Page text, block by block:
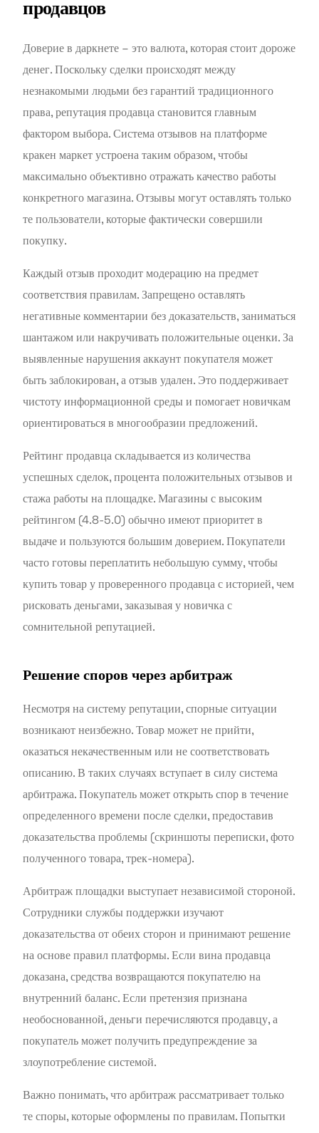
продавцов
Доверие в даркнете – это валюта, которая стоит дороже
денег. Поскольку сделки происходят между
незнакомыми людьми без гарантий традиционного
права, репутация продавца становится главным
фактором выбора. Система отзывов на платформе
кракен маркет устроена таким образом, чтобы
максимально объективно отражать качество работы
конкретного магазина. Отзывы могут оставлять только
те пользователи, которые фактически совершили
покупку.
Каждый отзыв проходит модерацию на предмет
соответствия правилам. Запрещено оставлять
негативные комментарии без доказательств, заниматься
шантажом или накручивать положительные оценки. За
выявленные нарушения аккаунт покупателя может
быть заблокирован, а отзыв удален. Это поддерживает
чистоту информационной среды и помогает новичкам
ориентироваться в многообразии предложений.
Рейтинг продавца складывается из количества
успешных сделок, процента положительных отзывов и
стажа работы на площадке. Магазины с высоким
рейтингом (4.8-5.0) обычно имеют приоритет в
выдаче и пользуются большим доверием. Покупатели
часто готовы переплатить небольшую сумму, чтобы
купить товар у проверенного продавца с историей, чем
рисковать деньгами, заказывая у новичка с
сомнительной репутацией.
Решение споров через арбитраж
Несмотря на систему репутации, спорные ситуации
возникают неизбежно. Товар может не прийти,
оказаться некачественным или не соответствовать
описанию. В таких случаях вступает в силу система
арбитража. Покупатель может открыть спор в течение
определенного времени после сделки, предоставив
доказательства проблемы (скриншоты переписки, фото
полученного товара, трек-номера).
Арбитраж площадки выступает независимой стороной.
Сотрудники службы поддержки изучают
доказательства от обеих сторон и принимают решение
на основе правил платформы. Если вина продавца
доказана, средства возвращаются покупателю на
внутренний баланс. Если претензия признана
необоснованной, деньги перечисляются продавцу, а
покупатель может получить предупреждение за
злоупотребление системой.
Важно понимать, что арбитраж рассматривает только
те споры, которые оформлены по правилам. Попытки